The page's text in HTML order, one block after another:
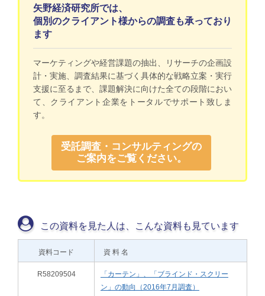
矢野経済研究所では、
個別のクライアント様からの調査も承っており
ます
マーケティングや経営課題の抽出、リサーチの企画設
計・実施、調査結果に基づく具体的な戦略立案・実行
支援に至るまで、課題解決に向けた全ての段階におい
て、クライアント企業をトータルでサポート致しま
す。
受託調査・コンサルティングの
ご案内をご覧ください。
この資料を見た人は、こんな資料も見ています
資料コード 資 料 名
R58209504
「カーテン」、「ブラインド・スクリー
ン」の動向（2016年7月調査）